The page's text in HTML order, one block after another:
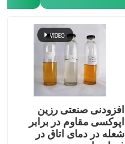
افزودنی صنعتی رزین
اپوکسی مقاوم در برابر
شعله در دمای اتاق در